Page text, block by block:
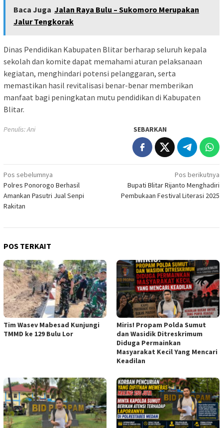
Baca Juga Jalan Raya Bulu – Sukomoro Merupakan
Jalur Tengkorak
Dinas Pendidikan Kabupaten Blitar berharap seluruh kepala
sekolah dan komite dapat memahami aturan pelaksanaan
kegiatan, menghindari potensi pelanggaran, serta
memastikan hasil revitalisasi benar-benar memberikan
manfaat bagi peningkatan mutu pendidikan di Kabupaten
Blitar.
Penulis: Ani SEBARKAN
Navigasi
pos
Pos sebelumnya
Polres Ponorogo Berhasil
Amankan Pasutri Jual Senpi
Rakitan
Pos berikutnya
Bupati Blitar Rijanto Menghadiri
Pembukaan Festival Literasi 2025
POS TERKAIT
Tim Wasev Mabesad Kunjungi
TMMD ke 129 Bulu Lor
Miris! Propam Polda Sumut
dan Wasidik Ditreskrimum
Diduga Permainkan
Masyarakat Kecil Yang Mencari
Keadilan